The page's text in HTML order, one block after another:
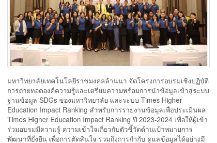
มหาวิทยาลัยเทคโนโลยีราชมงคลล้านนา จัดโครงการอบรมเชิงปฏิบัติ
การถ่ายทอดองค์ความรู้และเตรียมความพร้อมการนำข้อมูลเข้าสู่ระบบ
ฐานข้อมูล SDGs ของมหาวิทยาลัย และระบบ Times Higher
Education Impact Ranking สำหรับการรายงานข้อมูลเพื่อประเมินผล
Times Higher Education Impact Ranking ปี 2023-2024 เพื่อให้ผู้เข้า
ร่วมอบรมมีความรู้ ความเข้าใจเกี่ยวกับตัวชี้วัดด้านเป้าหมายการ
พัฒนาที่ยั่งยืน เพื่อการตัดสินใจ รวมถึงการกำกับ ดูแลข้อมูลได้อย่างมี